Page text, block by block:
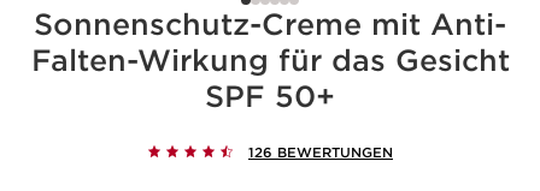
Sonnenschutz-Creme mit Anti-
Falten-Wirkung für das Gesicht
SPF 50+
126 BEWERTUNGEN